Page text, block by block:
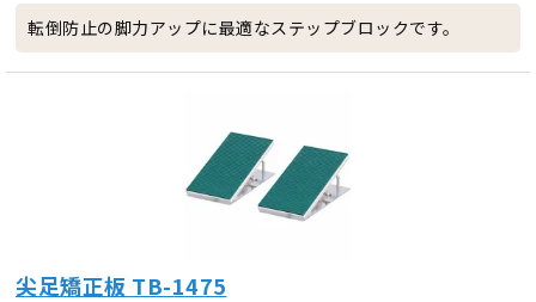
転倒防止の脚力アップに最適なステップブロックです。
尖足矯正板 TB-1475